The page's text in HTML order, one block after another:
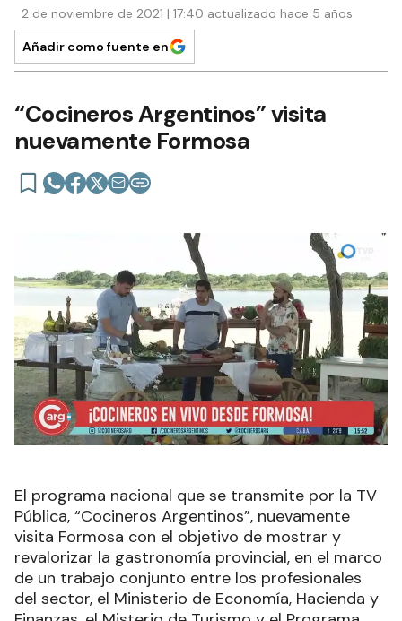
2 de noviembre de 2021 | 17:40 actualizado hace 5 años
Añadir como fuente en
“Cocineros Argentinos” visita
nuevamente Formosa
El programa nacional que se transmite por la TV
Pública, “Cocineros Argentinos”, nuevamente
visita Formosa con el objetivo de mostrar y
revalorizar la gastronomía provincial, en el marco
de un trabajo conjunto entre los profesionales
del sector, el Ministerio de Economía, Hacienda y